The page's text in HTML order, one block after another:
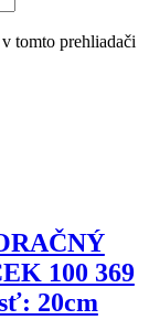
tomto prehliadači
100 369
20cm